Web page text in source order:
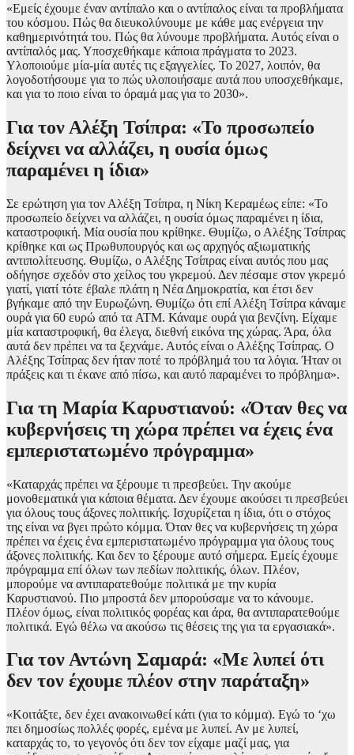
«Εμείς έχουμε έναν αντίπαλο και ο αντίπαλος είναι τα προβλήματα
του κόσμου. Πώς θα διευκολύνουμε με κάθε μας ενέργεια την
καθημερινότητά του. Πώς θα λύνουμε προβλήματα. Αυτός είναι ο
αντίπαλός μας. Υποσχεθήκαμε κάποια πράγματα το 2023.
Υλοποιούμε μία-μία αυτές τις εξαγγελίες. Το 2027, λοιπόν, θα
λογοδοτήσουμε για το πώς υλοποιήσαμε αυτά που υποσχεθήκαμε,
και για το ποιο είναι το όραμά μας για το 2030».
Για τον Αλέξη Τσίπρα: «Το προσωπείο
δείχνει να αλλάζει, η ουσία όμως
παραμένει η ίδια»
Σε ερώτηση για τον Αλέξη Τσίπρα, η Νίκη Κεραμέως είπε: «Το
προσωπείο δείχνει να αλλάζει, η ουσία όμως παραμένει η ίδια,
καταστροφική. Μία ουσία που κρίθηκε. Θυμίζω, ο Αλέξης Τσίπρας
κρίθηκε και ως Πρωθυπουργός και ως αρχηγός αξιωματικής
αντιπολίτευσης. Θυμίζω, ο Αλέξης Τσίπρας είναι αυτός που μας
οδήγησε σχεδόν στο χείλος του γκρεμού. Δεν πέσαμε στον γκρεμό
γιατί, γιατί τότε έβαλε πλάτη η Νέα Δημοκρατία, και έτσι δεν
βγήκαμε από την Ευρωζώνη. Θυμίζω ότι επί Αλέξη Τσίπρα κάναμε
ουρά για 60 ευρώ από τα ATM. Κάναμε ουρά για βενζίνη. Είχαμε
μία καταστροφική, θα έλεγα, διεθνή εικόνα της χώρας. Άρα, όλα
αυτά δεν πρέπει να τα ξεχνάμε. Αυτός είναι ο Αλέξης Τσίπρας. Ο
Αλέξης Τσίπρας δεν ήταν ποτέ το πρόβλημά του τα λόγια. Ήταν οι
πράξεις και τι έκανε από πίσω, και αυτό παραμένει το πρόβλημα».
Για τη Μαρία Καρυστιανού: «Όταν θες να
κυβερνήσεις τη χώρα πρέπει να έχεις ένα
εμπεριστατωμένο πρόγραμμα»
«Καταρχάς πρέπει να ξέρουμε τι πρεσβεύει. Την ακούμε
μονοθεματικά για κάποια θέματα. Δεν έχουμε ακούσει τι πρεσβεύει
για όλους τους άξονες πολιτικής. Ισχυρίζεται η ίδια, ότι ο στόχος
της είναι να βγει πρώτο κόμμα. Όταν θες να κυβερνήσεις τη χώρα
πρέπει να έχεις ένα εμπεριστατωμένο πρόγραμμα για όλους τους
άξονες πολιτικής. Και δεν το ξέρουμε αυτό σήμερα. Εμείς έχουμε
πρόγραμμα επί όλων των πεδίων πολιτικής, όλων. Πλέον,
μπορούμε να αντιπαρατεθούμε πολιτικά με την κυρία
Καρυστιανού. Πιο μπροστά δεν μπορούσαμε να το κάνουμε.
Πλέον όμως, είναι πολιτικός φορέας και άρα, θα αντιπαρατεθούμε
πολιτικά. Εγώ θέλω να ακούσω τις θέσεις της για τα εργασιακά».
Για τον Αντώνη Σαμαρά: «Με λυπεί ότι
δεν τον έχουμε πλέον στην παράταξη»
«Κοιτάξτε, δεν έχει ανακοινωθεί κάτι (για το κόμμα). Εγώ το ‘χω
πει δημοσίως πολλές φορές, εμένα με λυπεί. Αν με λυπεί,
καταρχάς το, το γεγονός ότι δεν τον είχαμε μαζί μας, για